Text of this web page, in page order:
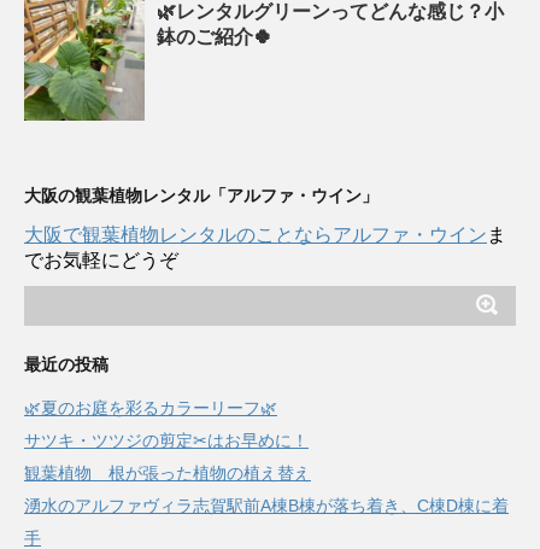
🌿レンタルグリーンってどんな感じ？小
鉢のご紹介🍀
大阪の観葉植物レンタル「アルファ・ウイン」
大阪で観葉植物レンタルのことならアルファ・ウイン ま
でお気軽にどうぞ
最近の投稿
🌿夏のお庭を彩るカラーリーフ🌿
サツキ・ツツジの剪定✂はお早めに！
観葉植物 根が張った植物の植え替え
湧水のアルファヴィラ志賀駅前A棟B棟が落ち着き、C棟D棟に着
手